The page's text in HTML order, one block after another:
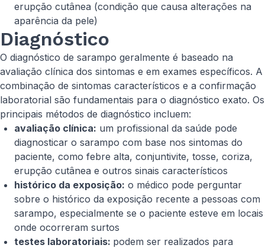
erupção cutânea (condição que causa alterações na
aparência da pele)
Diagnóstico
O diagnóstico de sarampo geralmente é baseado na
avaliação clínica dos sintomas e em exames específicos. A
combinação de sintomas característicos e a confirmação
laboratorial são fundamentais para o diagnóstico exato. Os
principais métodos de diagnóstico incluem:
avaliação clínica: um profissional da saúde pode
diagnosticar o sarampo com base nos sintomas do
paciente, como febre alta, conjuntivite, tosse, coriza,
erupção cutânea e outros sinais característicos
histórico da exposição: o médico pode perguntar
sobre o histórico da exposição recente a pessoas com
sarampo, especialmente se o paciente esteve em locais
onde ocorreram surtos
testes laboratoriais: podem ser realizados para